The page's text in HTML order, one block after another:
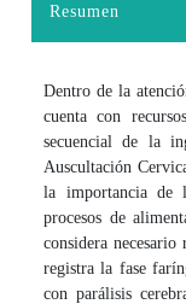
Resumen
Dentro de la
cuenta con
secuencial de la
Auscultación
la importancia de
procesos de
considera
registra la fase
con parálisis